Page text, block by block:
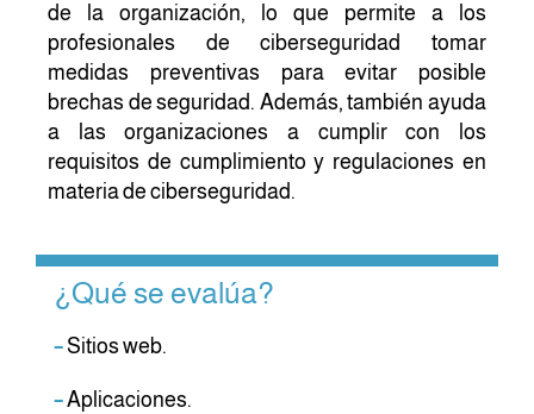
de la organización, lo que permite a los
profesionales de ciberseguridad tomar
medidas preventivas para evitar posible
brechas de seguridad. Además, también ayuda
a las organizaciones a cumplir con los
requisitos de cumplimiento y regulaciones en
materia de ciberseguridad.
¿Qué se evalúa?
–Sitios web.
–Aplicaciones.